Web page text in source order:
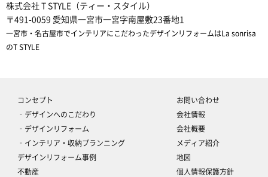
株式会社 T STYLE（ティー・スタイル）
〒491-0059 愛知県一宮市一宮字南屋敷23番地1
一宮市・名古屋市でインテリアにこだわったデザインリフォームはLa sonrisa
のT STYLE
コンセプト
‐デザインへのこだわり
‐デザインリフォーム
‐インテリア・収納プランニング
デザインリフォーム事例
不動産
お問い合わせ
会社情報
会社概要
メディア紹介
地図
個人情報保護方針